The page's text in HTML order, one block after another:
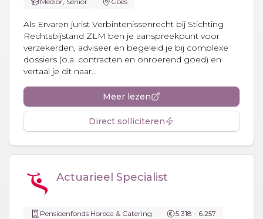
Als Ervaren jurist Verbintenissenrecht bij Stichting
Rechtsbijstand ZLM ben je aanspreekpunt voor
verzekerden, adviseer en begeleid je bij complexe
dossiers (o.a. contracten en onroerend goed) en
vertaal je dit naar...
Meer lezen
Direct solliciteren
Actuarieel Specialist
Pensioenfonds Horeca & Catering
5.318 - 6.257